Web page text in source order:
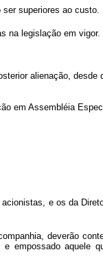
superiores ao custo.
na legislação em vigor.
alienação, desde
em Assembléia
e os da
deverão
empossado aquele